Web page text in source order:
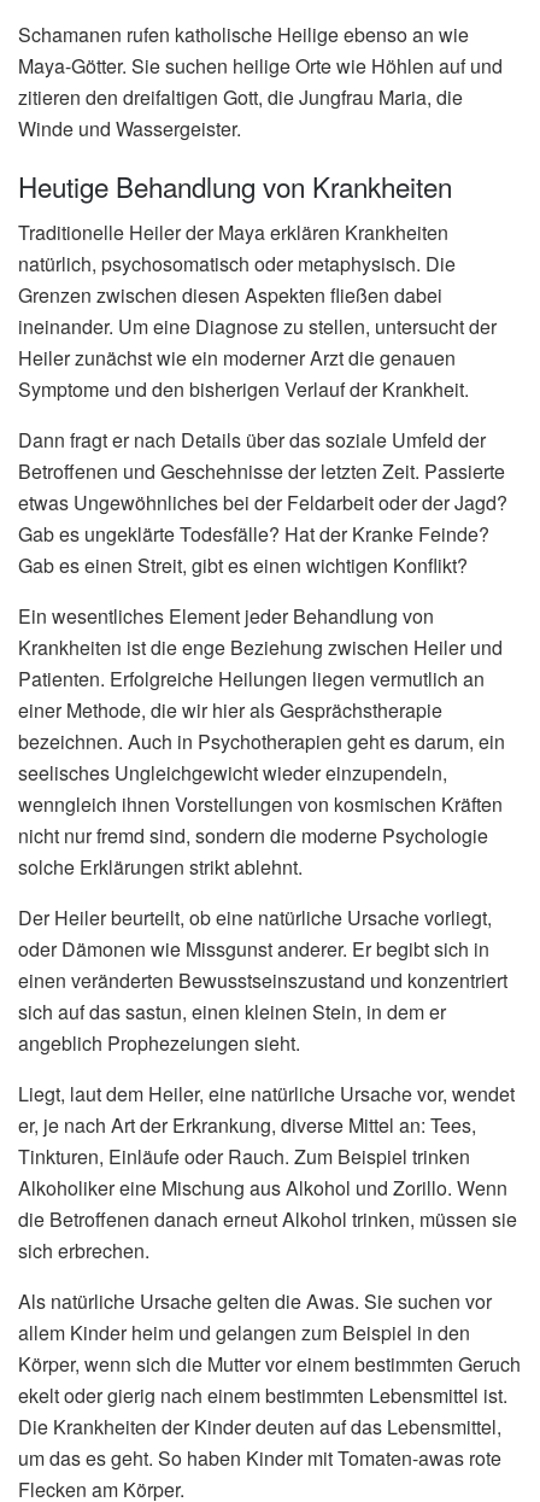
Schamanen rufen katholische Heilige ebenso an wie
Maya-Götter. Sie suchen heilige Orte wie Höhlen auf und
zitieren den dreifaltigen Gott, die Jungfrau Maria, die
Winde und Wassergeister.
Heutige Behandlung von Krankheiten
Traditionelle Heiler der Maya erklären Krankheiten
natürlich, psychosomatisch oder metaphysisch. Die
Grenzen zwischen diesen Aspekten fließen dabei
ineinander. Um eine Diagnose zu stellen, untersucht der
Heiler zunächst wie ein moderner Arzt die genauen
Symptome und den bisherigen Verlauf der Krankheit.
Dann fragt er nach Details über das soziale Umfeld der
Betroffenen und Geschehnisse der letzten Zeit. Passierte
etwas Ungewöhnliches bei der Feldarbeit oder der Jagd?
Gab es ungeklärte Todesfälle? Hat der Kranke Feinde?
Gab es einen Streit, gibt es einen wichtigen Konflikt?
Ein wesentliches Element jeder Behandlung von
Krankheiten ist die enge Beziehung zwischen Heiler und
Patienten. Erfolgreiche Heilungen liegen vermutlich an
einer Methode, die wir hier als Gesprächstherapie
bezeichnen. Auch in Psychotherapien geht es darum, ein
seelisches Ungleichgewicht wieder einzupendeln,
wenngleich ihnen Vorstellungen von kosmischen Kräften
nicht nur fremd sind, sondern die moderne Psychologie
solche Erklärungen strikt ablehnt.
Der Heiler beurteilt, ob eine natürliche Ursache vorliegt,
oder Dämonen wie Missgunst anderer. Er begibt sich in
einen veränderten Bewusstseinszustand und konzentriert
sich auf das sastun, einen kleinen Stein, in dem er
angeblich Prophezeiungen sieht.
Liegt, laut dem Heiler, eine natürliche Ursache vor, wendet
er, je nach Art der Erkrankung, diverse Mittel an: Tees,
Tinkturen, Einläufe oder Rauch. Zum Beispiel trinken
Alkoholiker eine Mischung aus Alkohol und Zorillo. Wenn
die Betroffenen danach erneut Alkohol trinken, müssen sie
sich erbrechen.
Als natürliche Ursache gelten die Awas. Sie suchen vor
allem Kinder heim und gelangen zum Beispiel in den
Körper, wenn sich die Mutter vor einem bestimmten Geruch
ekelt oder gierig nach einem bestimmten Lebensmittel ist.
Die Krankheiten der Kinder deuten auf das Lebensmittel,
um das es geht. So haben Kinder mit Tomaten-awas rote
Flecken am Körper.